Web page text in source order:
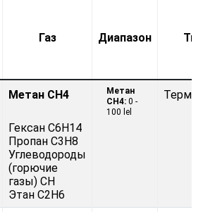
Газ Диапазон
Метан CH4
Гексан C6H14
Пропан C3H8
Углеводороды
(горючие
газы) CH
Этан C2H6
Метан
CH4: 0 -
100 lel